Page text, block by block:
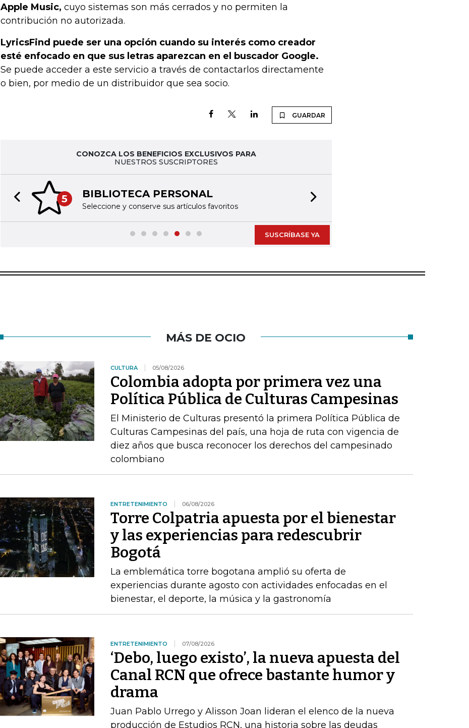
Apple Music, cuyo sistemas son más cerrados y no permiten la
contribución no autorizada.
LyricsFind puede ser una opción cuando su interés como creador
esté enfocado en que sus letras aparezcan en el buscador Google.
Se puede acceder a este servicio a través de contactarlos directamente
o bien, por medio de un distribuidor que sea socio.
GUARDAR
CONOZCA LOS BENEFICIOS EXCLUSIVOS PARA
NUESTROS SUSCRIPTORES
5 BIBLIOTECA PERSONAL
Seleccione y conserve sus artículos favoritos
Previous slide
SUSCRÍBASE YA
MÁS DE OCIO
CULTURA 05/08/2026
Colombia adopta por primera vez una
Política Pública de Culturas Campesinas
El Ministerio de Culturas presentó la primera Política Pública de
Culturas Campesinas del país, una hoja de ruta con vigencia de
diez años que busca reconocer los derechos del campesinado
colombiano
ENTRETENIMIENTO 06/08/2026
Torre Colpatria apuesta por el bienestar
y las experiencias para redescubrir
Bogotá
La emblemática torre bogotana amplió su oferta de
experiencias durante agosto con actividades enfocadas en el
bienestar, el deporte, la música y la gastronomía
ENTRETENIMIENTO 07/08/2026
‘Debo, luego existo’, la nueva apuesta del
Canal RCN que ofrece bastante humor y
drama
Juan Pablo Urrego y Alisson Joan lideran el elenco de la nueva
producción de Estudios RCN, una historia sobre las deudas